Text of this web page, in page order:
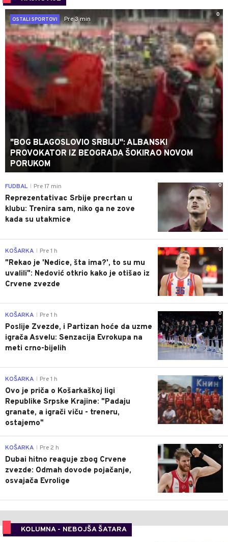
0
OSTALI SPORTOVI
Pre 3 min
"BOG BLAGOSLOVIO SRBIJU": ALBANSKI
PROVOKATOR IZ BEOGRADA ŠOKIRAO NOVOM
PORUKOM
0
FUDBAL Pre 17 min
Reprezentativac Srbije precrtan u
klubu: Trenira sam, niko ga ne zove
kada su utakmice
0
KOŠARKA Pre 1 h
"Rekao je 'Nedice, šta ima?', to su mu
uvalili": Nedović otkrio kako je otišao iz
Crvene zvezde
0
KOŠARKA Pre 1 h
Poslije Zvezde, i Partizan hoće da uzme
igrača Asvelu: Senzacija Evrokupa na
meti crno-bijelih
0
KOŠARKA Pre 1 h
Ovo je priča o Košarkaškoj ligi
Republike Srpske Krajine: "Padaju
granate, a igrači viču - treneru,
ostajemo"
0
KOŠARKA Pre 2 h
Dubai hitno reaguje zbog Crvene
zvezde: Odmah dovode pojačanje,
osvajača Evrolige
KOLUMNA - NEBOJŠA ŠATARA